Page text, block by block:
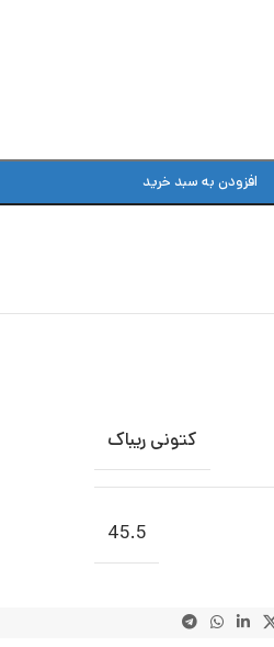
افزودن به سبد خرید
کتونی ریباک
45.5